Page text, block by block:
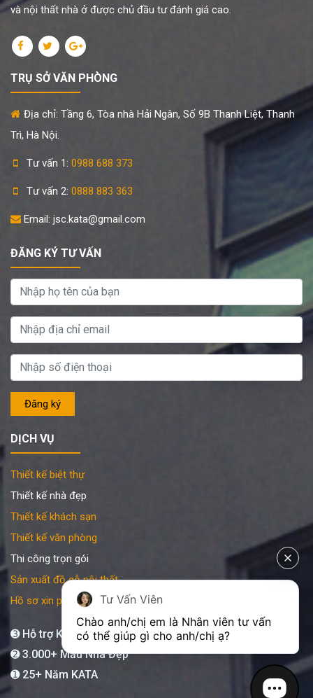
và nội thất nhà ở được chủ đầu tư đánh giá cao.
TRỤ SỞ VĂN PHÒNG
Địa chỉ: Tầng 6, Tòa nhà Hải Ngân, Số 9B Thanh Liệt, Thanh
Trì, Hà Nội.
Tư vấn 1: 0988 688 373
Tư vấn 2: 0888 883 363
Email: jsc.kata@gmail.com
ĐĂNG KÝ TƯ VẤN
DỊCH VỤ
Thiết kế biệt thự
Thiết kế nhà đẹp
Thiết kế khách sạn
Thiết kế văn phòng
Thi công trọn gói
Sản xuất đồ gỗ nội thất
Hồ sơ xin phép xây dựng
➌ Hỗ trợ KATA 24/7
➋ 3.000+ Mẫu Nhà Đẹp
➊ 25+ Năm KATA
Tư Vấn Viên
Chào anh/chị em là Nhân viên tư vấn
có thể giúp gì cho anh/chị ạ?